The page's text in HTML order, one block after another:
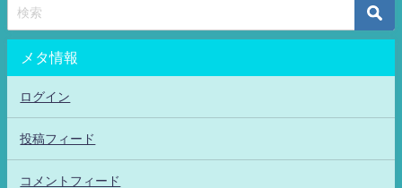
メタ情報
ログイン
投稿フィード
コメントフィード